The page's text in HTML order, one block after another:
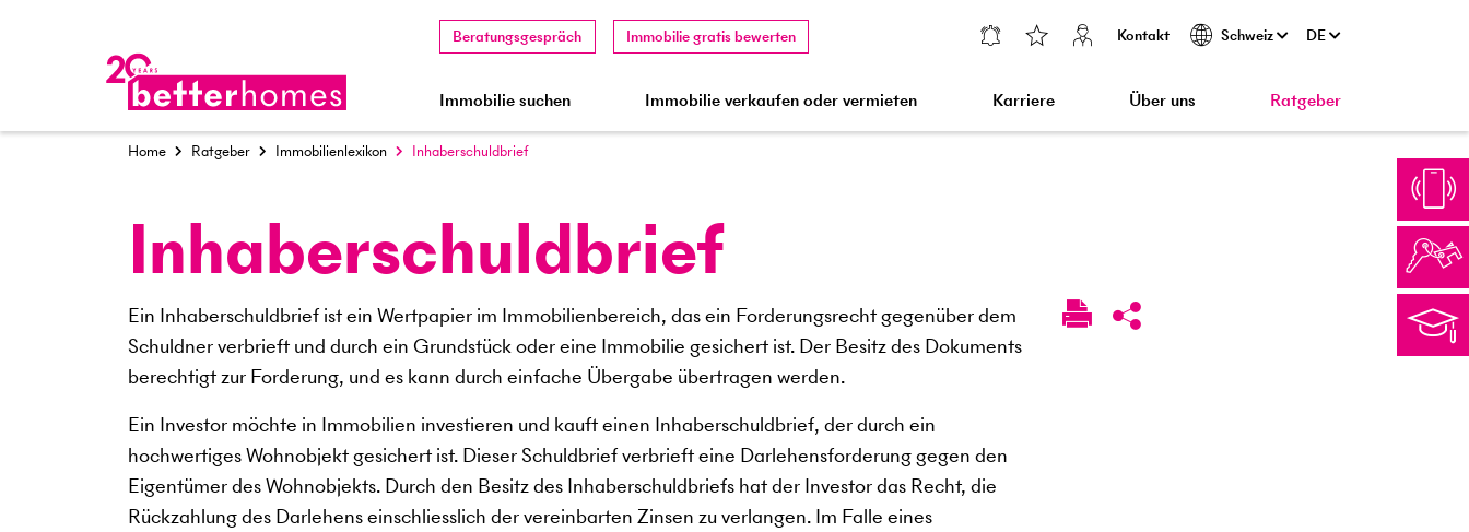
Beratungsgespräch Immobilie gratis bewerten Kontakt Schweiz DE
Immobilie suchen Immobilie verkaufen oder vermieten Karriere Über uns Ratgeber
Home Ratgeber Immobilienlexikon Inhaberschuld­brief
Inhaberschuld­brief
Ein Inhaberschuldbrief ist ein Wertpapier im Immobilienbereich, das ein Forderungsrecht gegenüber dem
Schuldner verbrieft und durch ein Grundstück oder eine Immobilie gesichert ist. Der Besitz des Dokuments
berechtigt zur Forderung, und es kann durch einfache Übergabe übertragen werden.
Ein Investor möchte in Immobilien investieren und kauft einen Inhaberschuldbrief, der durch ein
hochwertiges Wohnobjekt gesichert ist. Dieser Schuldbrief verbrieft eine Darlehensforderung gegen den
Eigentümer des Wohnobjekts. Durch den Besitz des Inhaberschuldbriefs hat der Investor das Recht, die
Rückzahlung des Darlehens einschliesslich der vereinbarten Zinsen zu verlangen. Im Falle eines